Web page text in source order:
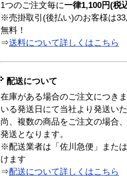
1つのご注文毎に一律1,100円(税
※売掛取引(後払い)のお客様は
無料！
⇒送料について詳しくはこちら
配送について
在庫がある場合のご注文につき
いる発送日にて当社より発送い
尚、複数の商品をご注文の場合
発送となります。
※配送業者は「佐川急便」また
けます
⇒配送について詳しくはこちら